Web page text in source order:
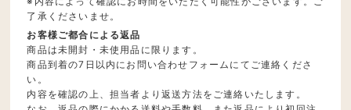
了承くださいませ。
お客様ご都合による返品
商品は未開封・未使用品に限ります。
商品到着の7日以内にお問い合わせフォームにてご連絡くださ
い。
内容を確認の上、担当者より返送方法をご連絡いたします。